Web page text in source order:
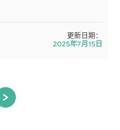
更新日期：
2025年7月15日